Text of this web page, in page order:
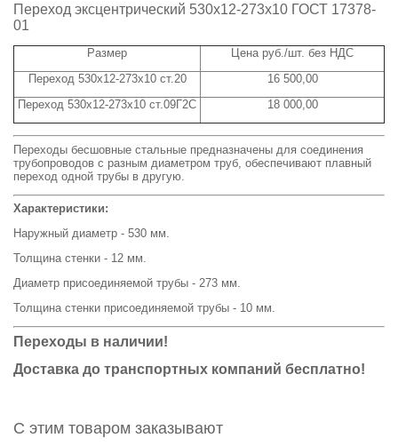
Переход эксцентрический 530x12-273x10 ГОСТ 17378-
01
Размер
Цена руб./шт. без НДС
Переход 530х12-273x10 ст.20
16 500,00
Переход 530х12-273x10 ст.09Г2С
18 000,00
Переходы бесшовные стальные предназначены для соединения
трубопроводов с разным диаметром труб, обеспечивают плавный
переход одной трубы в другую.
Характеристики:
Наружный диаметр - 530 мм.
Толщина стенки - 12 мм.
Диаметр присоединяемой трубы - 273 мм.
Толщина стенки присоединяемой трубы - 10 мм.
Переходы в наличии!
Доставка до транспортных компаний бесплатно!
С этим товаром заказывают